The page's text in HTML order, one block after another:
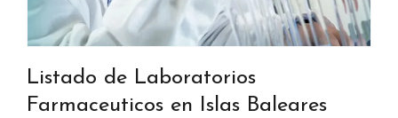
Listado de Laboratorios
Farmaceuticos en Islas Baleares